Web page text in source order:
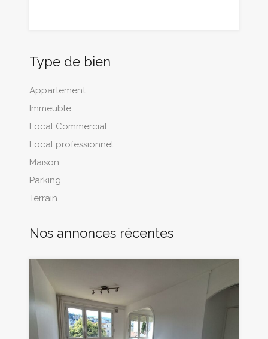
Type de bien
Appartement
Immeuble
Local Commercial
Local professionnel
Maison
Parking
Terrain
Nos annonces récentes